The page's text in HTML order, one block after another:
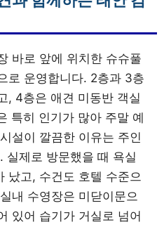
바로 앞에 위치한 슈슈풀
로 운영합니다. 2층과 3층
, 4층은 애견 미동반 객실
특히 인기가 많아 주말 예
설이 깔끔한 이유는 주인
실제로 방문했을 때 욕실
났고, 수건도 호텔 수준으
내 수영장은 미닫이문으
있어 습기가 거실로 넘어